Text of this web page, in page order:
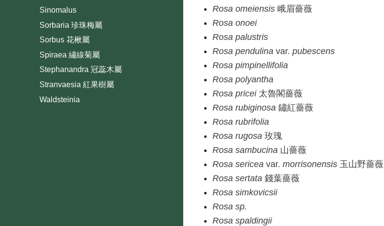
Sinomalus
Sorbaria 珍珠梅屬
Sorbus 花楸屬
Spiraea 繡線菊屬
Stephanandra 冠蕊木屬
Stranvaesia 紅果樹屬
Waldsteinia
Rosa omeiensis 峨眉薔薇
Rosa onoei
Rosa palustris
Rosa pendulinavar. pubescens
Rosa pimpinellifolia
Rosa polyantha
Rosa pricei 太魯閣薔薇
Rosa rubiginosa 鏽紅薔薇
Rosa rubrifolia
Rosa rugosa 玫瑰
Rosa sambucina 山薔薇
Rosa sericeavar. morrisonensis 玉山野薔薇
Rosa sertata 錢葉薔薇
Rosa simkovicsii
Rosa sp.
Rosa spaldingii